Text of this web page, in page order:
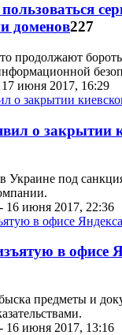
доменов227
продолжают
июня 2017, 16:29
о закрытии
Украине под
- 16 июня 2017, 22:36
в офисе
предметы и
- 16 июня 2017, 13:16